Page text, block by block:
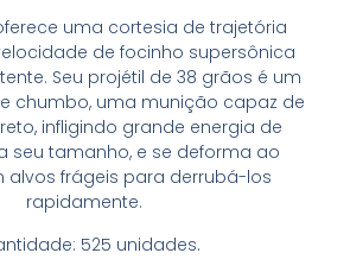
uma cortesia de trajetória
de focinho supersônica
Seu projétil de 38 grãos é um
chumbo, uma munição capaz de
infligindo grande energia de
seu tamanho, e se deforma ao
alvos frágeis para derrubá-los
rapidamente.
525 unidades.